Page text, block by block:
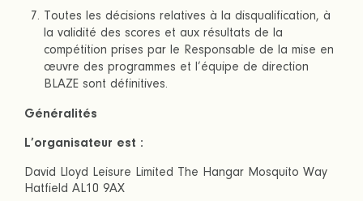
Toutes les décisions relatives à la disqualification, à
la validité des scores et aux résultats de la
compétition prises par le Responsable de la mise en
œuvre des programmes et l’équipe de direction
BLAZE sont définitives.
Généralités
L’organisateur est :
David Lloyd Leisure Limited The Hangar Mosquito Way
Hatfield AL10 9AX